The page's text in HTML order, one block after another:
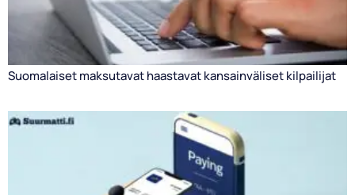
Suomalaiset maksutavat haastavat kansainväliset kilpailijat